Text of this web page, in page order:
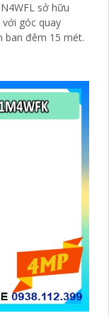
sở hữu
với góc quay
ban đêm 15 mét.